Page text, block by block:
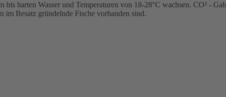
harten Wasser und Temperaturen von 18-28°C wachsen. CO² -
Besatz gründelnde Fische vorhanden sind.